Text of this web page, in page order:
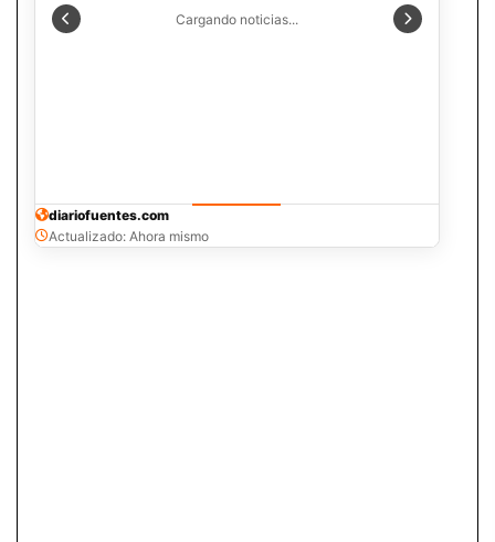
Cargando noticias...
diariofuentes.com
Actualizado: Ahora mismo